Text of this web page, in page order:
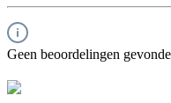
Geen beoordelingen